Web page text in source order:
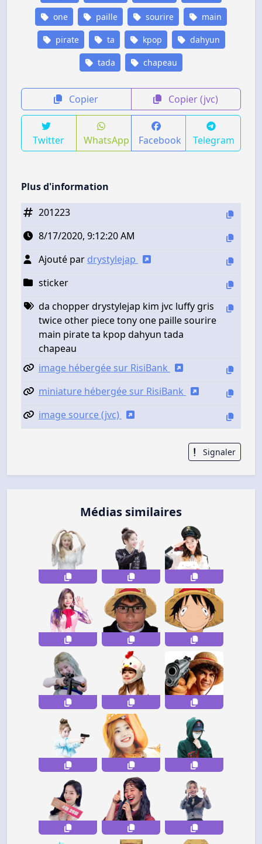
one paille sourire main
pirate ta kpop dahyun
tada chapeau
Copier Copier (jvc)
Twitter WhatsApp Facebook Telegram
Plus d'information
201223
8/17/2020, 9:12:20 AM
Ajouté par drystylejap
sticker
da chopper drystylejap kim jvc luffy gris
twice other piece tony one paille sourire
main pirate ta kpop dahyun tada
chapeau
image hébergée sur RisiBank
miniature hébergée sur RisiBank
image source (jvc)
Signaler
Médias similaires